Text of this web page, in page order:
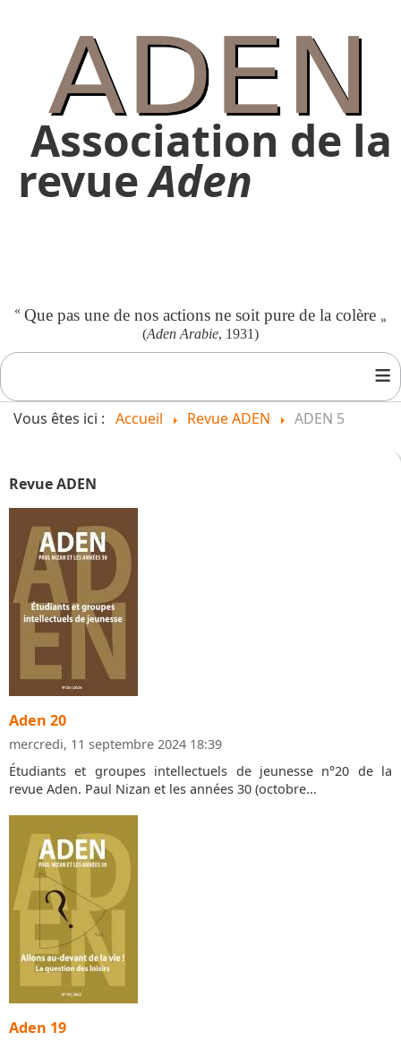
Association de la
revueAden
« Que pas une de nos actions ne soit pure de la colère »
(Aden Arabie, 1931)
≡
Vous êtes ici : Accueil Revue ADEN ADEN 5
Revue ADEN
Aden 20
mercredi, 11 septembre 2024 18:39
Étudiants et groupes intellectuels de jeunesse n°20 de la
revue Aden. Paul Nizan et les années 30 (octobre...
Aden 19